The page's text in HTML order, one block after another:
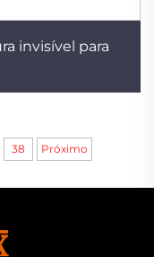
invisível para
38 Próximo